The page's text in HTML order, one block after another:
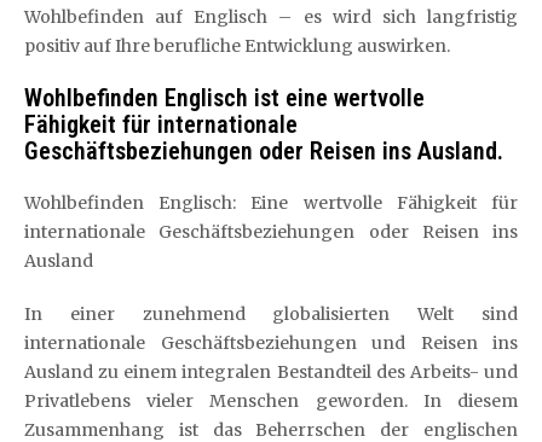
Wohlbefinden auf Englisch – es wird sich langfristig
positiv auf Ihre berufliche Entwicklung auswirken.
Wohlbefinden Englisch ist eine wertvolle
Fähigkeit für internationale
Geschäftsbeziehungen oder Reisen ins Ausland.
Wohlbefinden Englisch: Eine wertvolle Fähigkeit für
internationale Geschäftsbeziehungen oder Reisen ins
Ausland
In einer zunehmend globalisierten Welt sind
internationale Geschäftsbeziehungen und Reisen ins
Ausland zu einem integralen Bestandteil des Arbeits- und
Privatlebens vieler Menschen geworden. In diesem
Zusammenhang ist das Beherrschen der englischen